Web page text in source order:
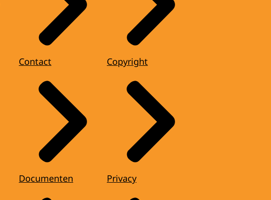
Contact
Documenten
Copyright
Privacy